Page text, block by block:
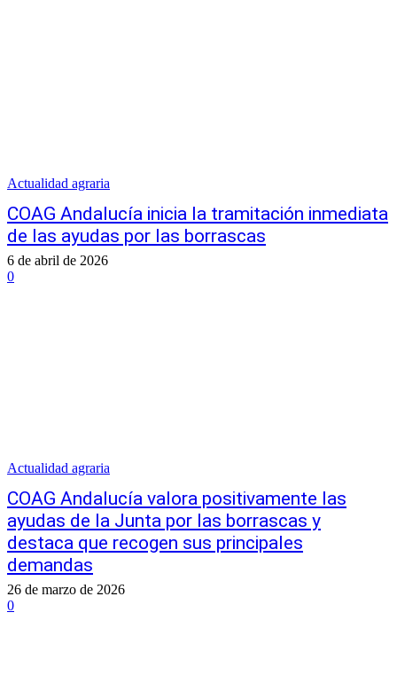
Actualidad agraria
COAG Andalucía inicia la tramitación inmediata
de las ayudas por las borrascas
6 de abril de 2026
0
Actualidad agraria
COAG Andalucía valora positivamente las
ayudas de la Junta por las borrascas y
destaca que recogen sus principales
demandas
26 de marzo de 2026
0